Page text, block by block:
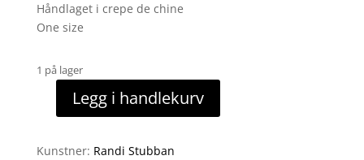
Håndlaget i crepe de chine
One size
1 på lager
antall
Legg i handlekurv
Kunstner: Randi Stubban